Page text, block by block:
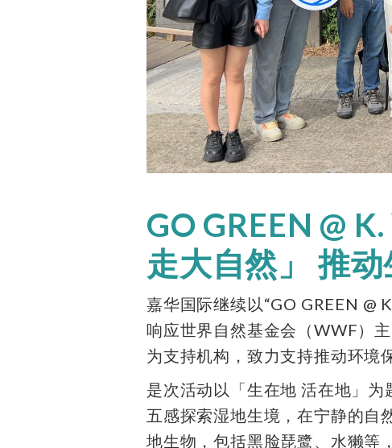
GO GREEN @
走大自然」 推
嘉华国际继续以“GO GREEN @
响应世界自然基金会（WWF）
为支持机构，致力支持推动环境
是次活动以「生在地 活在地」
五感探索湿地生境，在宁静的自
地生物，包括黑脸琵鹭、水獭等